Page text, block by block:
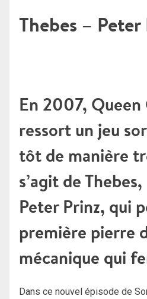
Thebes – Peter
En 2007, Queen
ressort un jeu
tôt de manière
s’agit de
Peter Prinz, qui
première pierre
mécanique qui
Dans ce nouvel épisode de